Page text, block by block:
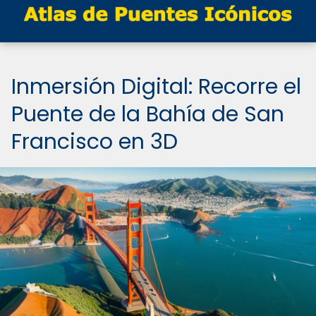
Inmersión Digital: Recorre el
Puente de la Bahía de San
Francisco en 3D